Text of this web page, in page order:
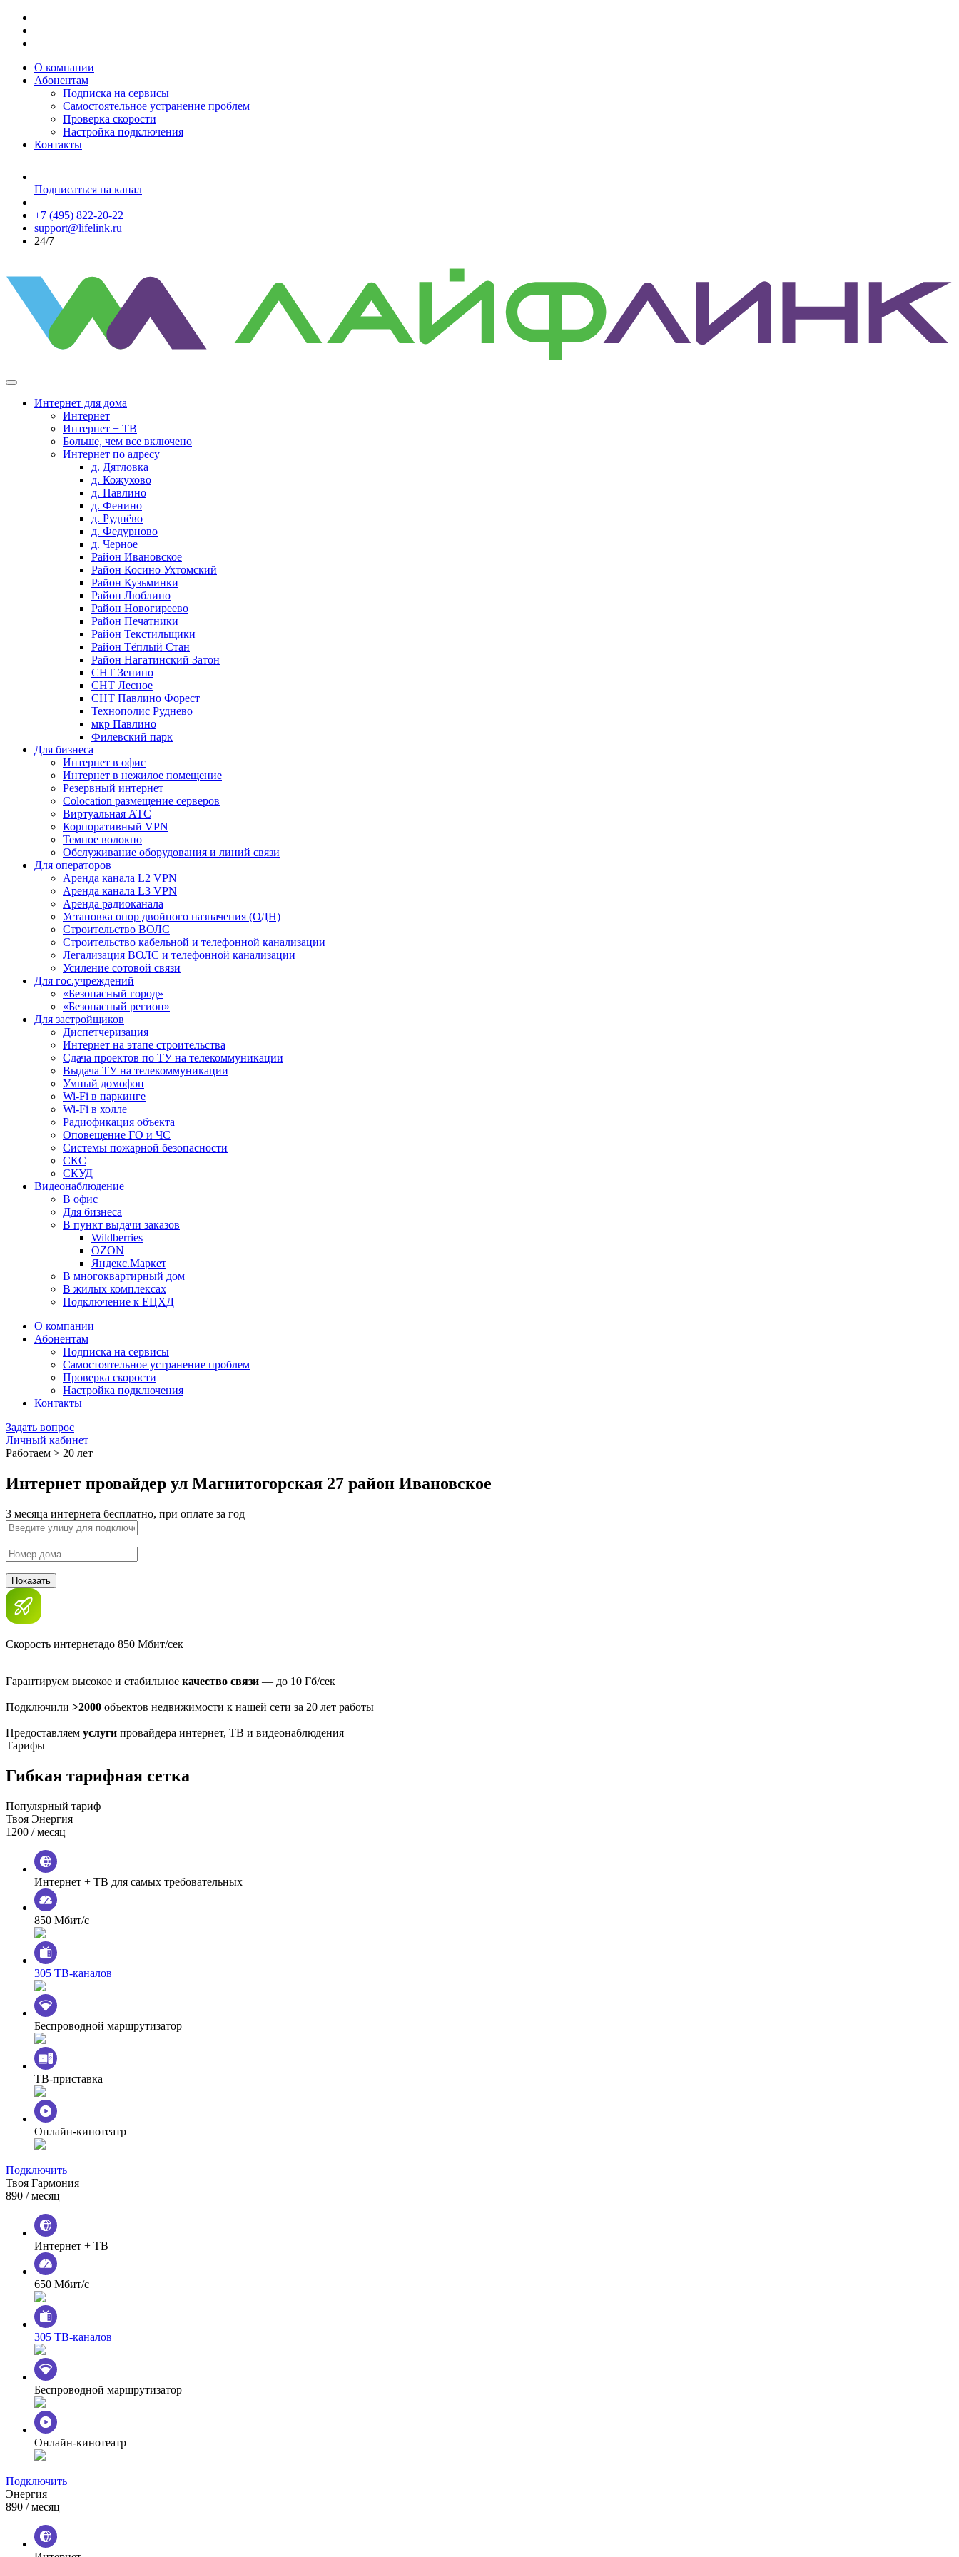
О компании
Абонентам
Подписка на сервисы
Самостоятельное устранение проблем
Проверка скорости
Настройка подключения
Контакты
Подписаться на канал
+7 (495) 822-20-22
support@lifelink.ru
24/7
Интернет для дома
Интернет
Интернет + ТВ
Больше, чем все включено
Интернет по адресу
д. Дятловка
д. Кожухово
д. Павлино
д. Фенино
д. Руднёво
д. Федурново
д. Черное
Район Ивановское
Район Косино Ухтомский
Район Кузьминки
Район Люблино
Район Новогиреево
Район Печатники
Район Текстильщики
Район Тёплый Стан
Район Нагатинский Затон
СНТ Зенино
СНТ Лесное
СНТ Павлино Форест
Технополис Руднево
мкр Павлино
Филевский парк
Для бизнеса
Интернет в офис
Интернет в нежилое помещение
Резервный интернет
Colocation размещение серверов
Виртуальная АТС
Корпоративный VPN
Темное волокно
Обслуживание оборудования и линий связи
Для операторов
Аренда канала L2 VPN
Аренда канала L3 VPN
Аренда радиоканала
Установка опор двойного назначения (ОДН)
Строительство ВОЛС
Строительство кабельной и телефонной канализации
Легализация ВОЛС и телефонной канализации
Усиление сотовой связи
Для гос.учреждений
«Безопасный город»
«Безопасный регион»
Для застройщиков
Диспетчеризация
Интернет на этапе строительства
Сдача проектов по ТУ на телекоммуникации
Выдача ТУ на телекоммуникации
Умный домофон
Wi-Fi в паркинге
Wi-Fi в холле
Радиофикация объекта
Оповещение ГО и ЧС
Системы пожарной безопасности
СКС
СКУД
Видеонаблюдение
В офис
Для бизнеса
В пункт выдачи заказов
Wildberries
OZON
Яндекс.Маркет
В многоквартирный дом
В жилых комплексах
Подключение к ЕЦХД
О компании
Абонентам
Подписка на сервисы
Самостоятельное устранение проблем
Проверка скорости
Настройка подключения
Контакты
Задать вопрос
Личный кабинет
Работаем > 20 лет
Интернет провайдер ул Магнитогорская 27 район Ивановское
3 месяца интернета бесплатно, при оплате за год
Показать
Скорость интернетадо 850 Мбит/сек
Гарантируем высокое и стабильное качество связи — до 10 Гб/сек
Подключили >2000 объектов недвижимости к нашей сети за 20 лет работы
Предоставляем услуги провайдера интернет, ТВ и видеонаблюдения
Тарифы
Гибкая тарифная сетка
Популярный тариф
Твоя Энергия
1200 / месяц
Интернет + ТВ для самых требовательных
850 Мбит/с
305 ТВ-каналов
Беспроводной маршрутизатор
ТВ-приставка
Онлайн-кинотеатр
Подключить
Твоя Гармония
890 / месяц
Интернет + ТВ
650 Мбит/с
305 ТВ-каналов
Беспроводной маршрутизатор
Онлайн-кинотеатр
Подключить
Энергия
890 / месяц